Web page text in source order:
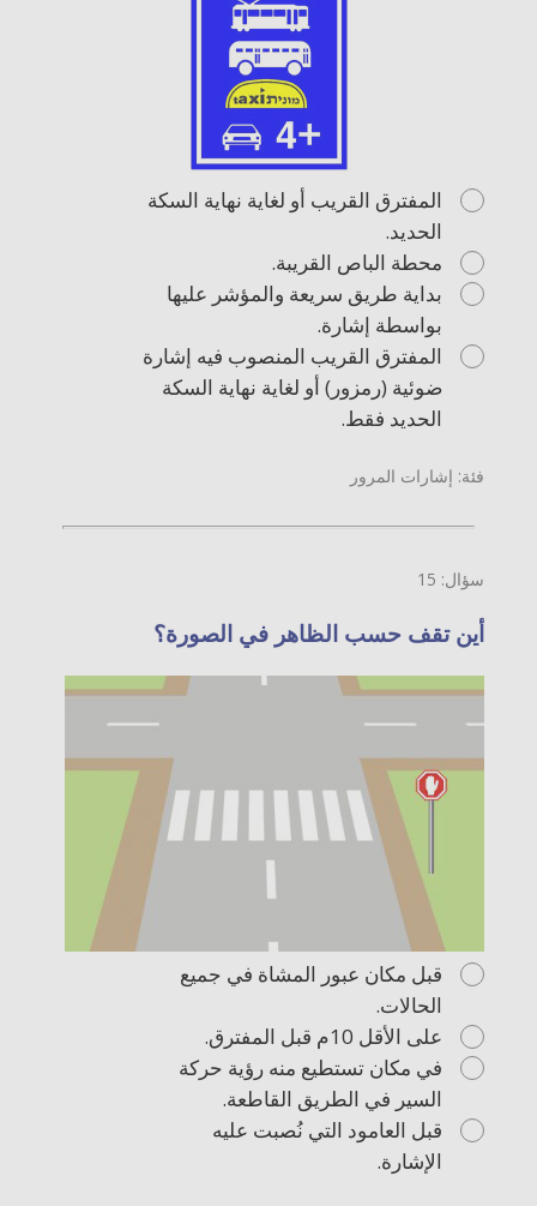
المفترق القريب أو لغاية نهاية السكة
الحديد.
محطة الباص القريبة.
بداية طريق سريعة والمؤشر عليها
بواسطة إشارة.
المفترق القريب المنصوب فيه إشارة
ضوئية (رمزور) أو لغاية نهاية السكة
الحديد فقط.
فئة: إشارات المرور
سؤال: 15
أين تقف حسب الظاهر في الصورة؟
قبل مكان عبور المشاة في جميع
الحالات.
على الأقل 10م قبل المفترق.
في مكان تستطيع منه رؤية حركة
السير في الطريق القاطعة.
قبل العامود التي نُصبت عليه
الإشارة.